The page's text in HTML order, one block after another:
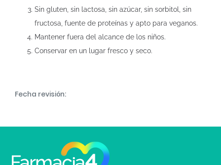
Sin gluten, sin lactosa, sin azúcar, sin sorbitol, sin
fructosa, fuente de proteínas y apto para veganos.
Mantener fuera del alcance de los niños.
Conservar en un lugar fresco y seco.
Fecha revisión: